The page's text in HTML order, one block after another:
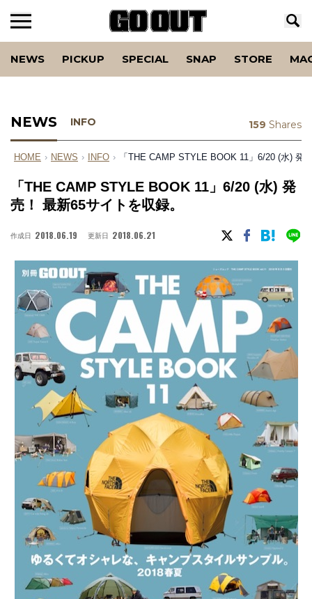
NEWS PICKUP SPECIAL SNAP STORE
NEWS INFO
HOME › NEWS › INFO › 「THE CAMP STYLE BOOK 11」6/20 (水) 発
「THE CAMP STYLE BOOK 11」6/20 (水) 発
売！ 最新65サイトを収録。
作成日 2018.06.19 更新日 2018.06.21
159 Shares